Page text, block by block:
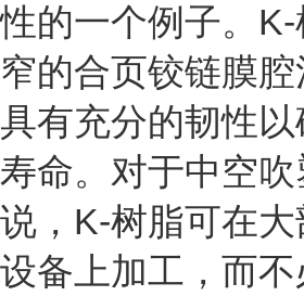
性的一个例子。
窄的合页铰链膜
具有充分的韧性
寿命。对于中空
说，K-树脂可在
设备上加工，而